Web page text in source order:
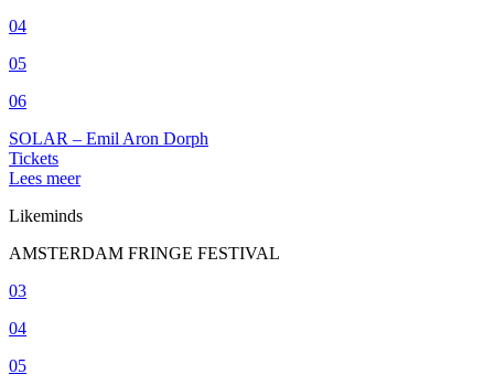
04
05
06
SOLAR – Emil Aron Dorph
Tickets
Lees meer
Likeminds
AMSTERDAM FRINGE FESTIVAL
03
04
05